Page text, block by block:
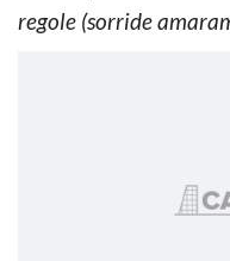
regole (sorride